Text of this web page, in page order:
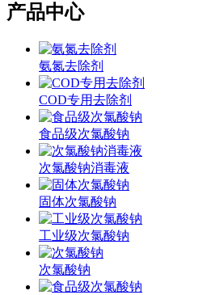
产品中心
氨氮去除剂
COD专用去除剂
食品级次氯酸钠
次氯酸钠消毒液
固体次氯酸钠
工业级次氯酸钠
次氯酸钠